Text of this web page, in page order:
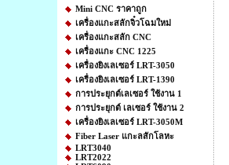
Mini CNC ราคาถูก
เครื่องแกะสลักจิ๋วโฉมใหม่
เครื่องแกะสลัก CNC
เครื่องแกะ CNC 1225
เครื่องยิงเลเซอร์ LRT-3050
เครื่องยิงเลเซอร์ LRT-1390
การประยุกต์เลเซอร์ ใช้งาน 1
การประยุกต์ เลเซอร์ ใช้งาน 2
เครื่องยิงเลเซอร์ LRT-3050M
Fiber Laser แกะลสักโลหะ
LRT3040
LRT2022